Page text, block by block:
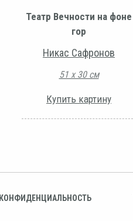
Театр Вечности на фоне
гор
Никас Сафронов
51 х 30 см
Купить картину
КОНФИДЕНЦИАЛЬНОСТЬ